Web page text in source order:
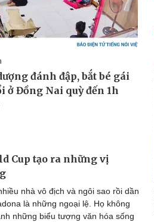
Cup tạo ra những vị
nhà vô địch và ngôi sao rồi dần
là những ngoại lệ. Họ không
những biểu tượng văn hóa sống